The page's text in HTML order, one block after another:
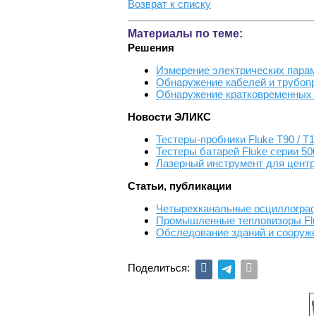
Возврат к списку
Материалы по теме:
Решения
Измерение электрических
Обнаружение кабелей и
Обнаружение
Новости ЭЛИКС
Тестеры-пробники Fluke T90 /
Тестеры батарей Fluke серии
Лазерный инструмент для
Статьи, публикации
Четырехканальные
Промышленные тепловизоры
Обследование зданий и
Поделиться: